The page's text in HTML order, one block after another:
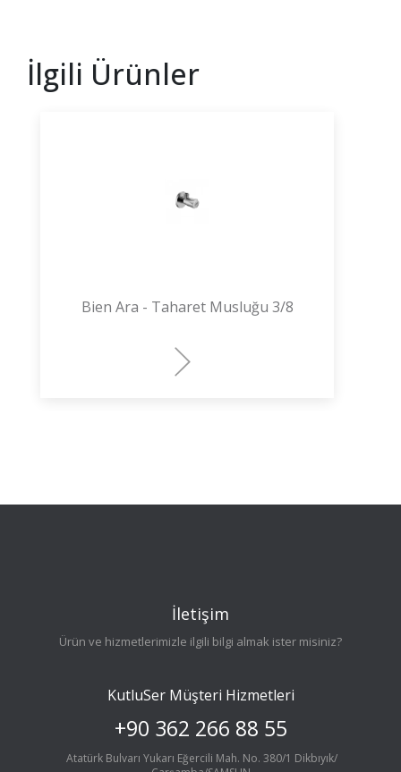
İlgili Ürünler
Bien Ara - Taharet Musluğu 3/8
İletişim
Ürün ve hizmetlerimizle ilgili bilgi almak ister misiniz?
KutluSer Müşteri Hizmetleri
+90 362 266 88 55
Atatürk Bulvarı Yukarı Eğercili Mah. No. 380/1 Dikbıyık/